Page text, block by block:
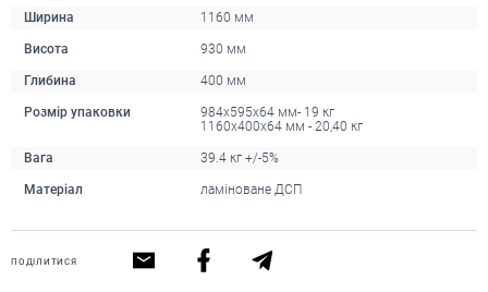
Ширина 1160 мм
Висота 930 мм
Глибина 400 мм
Розмір упаковки
984х595х64 мм- 19 кг
1160х400х64 мм - 20,40 кг
Вага 39.4 кг +/-5%
Матеріал ламіноване ДСП
ПОДІЛИТИСЯ